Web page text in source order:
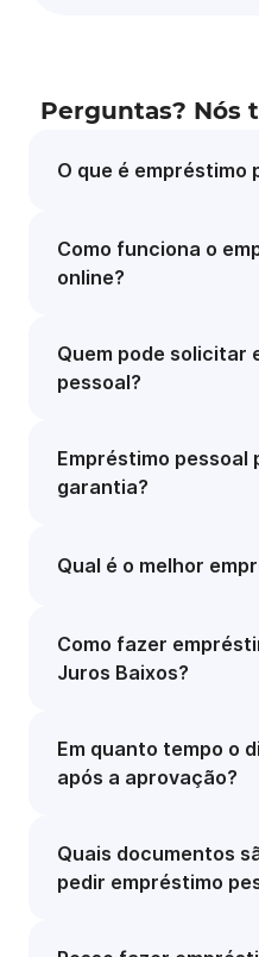
Perguntas? Nós
O que é empréstimo
Como funciona o
online?
Quem pode solicitar
pessoal?
Empréstimo pessoal
garantia?
Qual é o melhor
Como fazer
Juros Baixos?
Em quanto tempo o
após a aprovação?
Quais documentos
pedir empréstimo